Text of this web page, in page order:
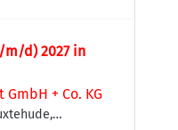
m/d) 2027 in
+ Co. KG